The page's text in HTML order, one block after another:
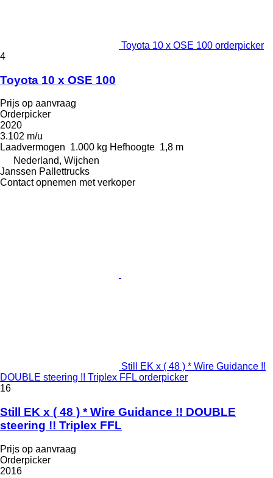
Toyota 10 x OSE 100 orderpicker
4
Toyota 10 x OSE 100
Prijs op aanvraag
Orderpicker
2020
3.102 m/u
Laadvermogen 1.000 kg Hefhoogte 1,8 m
Nederland, Wijchen
Janssen Pallettrucks
Contact opnemen met verkoper
Still EK x ( 48 ) * Wire Guidance !!
DOUBLE steering !! Triplex FFL orderpicker
16
Still EK x ( 48 ) * Wire Guidance !! DOUBLE
steering !! Triplex FFL
Prijs op aanvraag
Orderpicker
2016